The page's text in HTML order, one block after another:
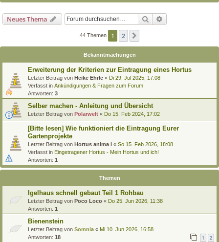
Neues Thema Suche
44 Themen 1 2
Bekanntmachungen
Erweiterung der Kriterien zur Eintragung eines Hortus
Letzter Beitrag von Heike Ehrle « Di 29. Jul 2025, 17:08
Verfasst in Ankündigungen & Fragen zum Forum
Antworten: 3
Selber machen - Anleitung und Übersicht
Letzter Beitrag von Polarwelt « Do 15. Feb 2024, 17:02
[Bitte lesen] Wie funktioniert die Eintragung Eurer
Gartenprojekte
Letzter Beitrag von Hortus anima l « So 15. Feb 2026, 18:08
Verfasst in Eingetragener Hortus - Mein Hortus und ich!
Antworten: 1
Themen
Igelhaus schnell gebaut Teil 1 Rohbau
Letzter Beitrag von Poco Loco « Do 25. Jun 2026, 11:38
Antworten: 1
Bienenstein
Letzter Beitrag von Somnia « Mi 10. Jun 2026, 16:58
Antworten: 18 1 2